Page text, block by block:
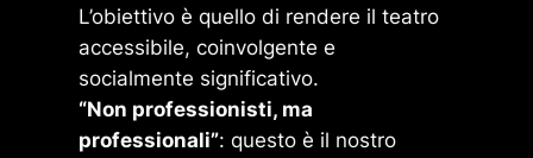
L’obiettivo è quello di rendere il teatro
accessibile, coinvolgente e
socialmente significativo.
“Non professionisti, ma
professionali”: questo è il nostro